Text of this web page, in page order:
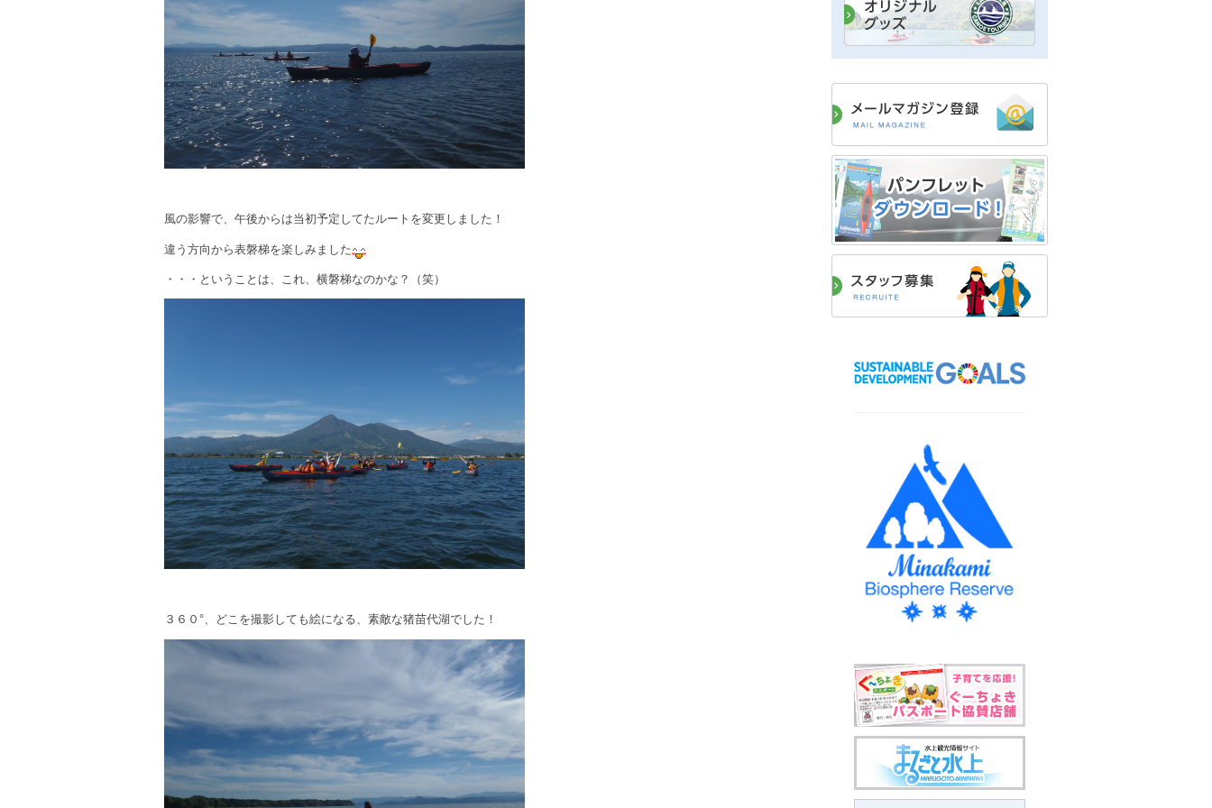
風の影響で、午後からは当初予定してたルートを変更しました！
違う方向から表磐梯を楽しみました
・・・ということは、これ、横磐梯なのかな？（笑）
３６０°、どこを撮影しても絵になる、素敵な猪苗代湖でした！